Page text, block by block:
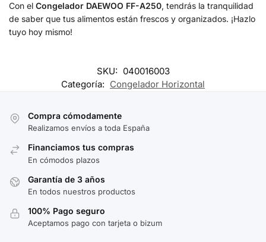
Con el Congelador DAEWOO FF-A250, tendrás la tranquilidad
de saber que tus alimentos están frescos y organizados. ¡Hazlo
tuyo hoy mismo!
SKU: 040016003
Categoría: Congelador Horizontal
Compra cómodamente
Realizamos envíos a toda España
Financiamos tus compras
En cómodos plazos
Garantía de 3 años
En todos nuestros productos
100% Pago seguro
Aceptamos pago con tarjeta o bizum